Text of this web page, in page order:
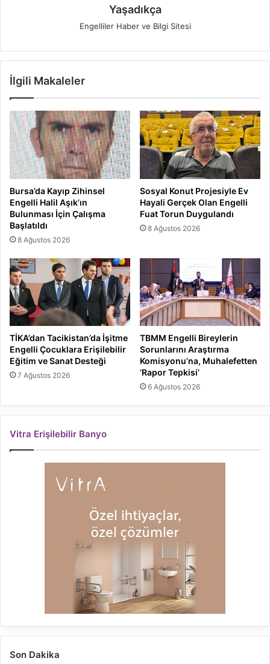
Yaşadıkça
Engelliler Haber ve Bilgi Sitesi
İlgili Makaleler
Bursa’da Kayıp Zihinsel
Engelli Halil Aşık’ın
Bulunması İçin Çalışma
Başlatıldı
8 Ağustos 2026
Sosyal Konut Projesiyle Ev
Hayali Gerçek Olan Engelli
Fuat Torun Duygulandı
8 Ağustos 2026
TİKA’dan Tacikistan’da İşitme
Engelli Çocuklara Erişilebilir
Eğitim ve Sanat Desteği
7 Ağustos 2026
TBMM Engelli Bireylerin
Sorunlarını Araştırma
Komisyonu’na, Muhalefetten
‘Rapor Tepkisi’
6 Ağustos 2026
Vitra Erişilebilir Banyo
Son Dakika